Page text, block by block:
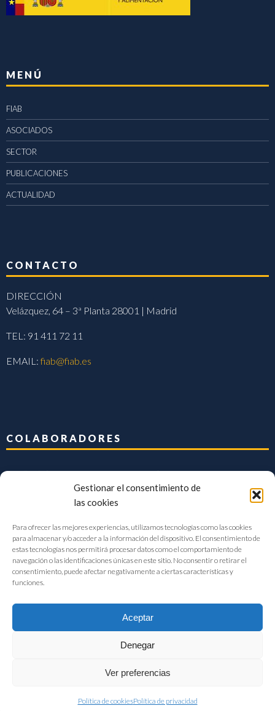
Gestionar el consentimiento de
las cookies
Para ofrecer las mejores experiencias, utilizamos tecnologías como las cookies
para almacenar y/o acceder a la información del dispositivo. El consentimiento de
estas tecnologías nos permitirá procesar datos como el comportamiento de
navegación o las identificaciones únicas en este sitio. No consentir o retirar el
consentimiento, puede afectar negativamente a ciertas características y
funciones.
Aceptar
Denegar
Ver preferencias
Política de cookiesPolítica de privacidad
MENÚ
FIAB
ASOCIADOS
SECTOR
PUBLICACIONES
ACTUALIDAD
CONTACTO
DIRECCIÓN
Velázquez, 64 – 3ª Planta 28001 | Madrid
TEL: 91 411 72 11
EMAIL:fiab@fiab.es
COLABORADORES
FIAB Federación Española de Industrias de la Alimentación y Bebidas